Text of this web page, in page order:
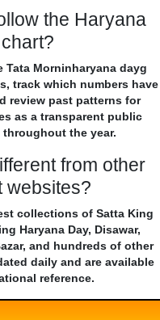
the Haryana
Morninharyana dayg
track which numbers have
review past patterns for
as a transparent public
the year.
from other
websites?
collections of Satta King
Haryana Day, Disawar,
and hundreds of other
daily and are available
reference.